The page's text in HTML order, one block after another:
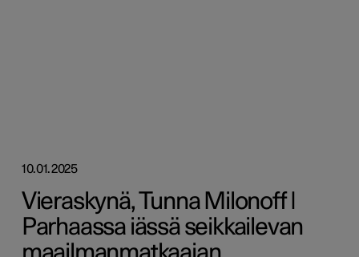
10.01.2025
Vieraskynä, Tunna Milonoff |
Parhaassa iässä seikkailevan